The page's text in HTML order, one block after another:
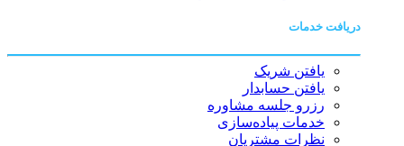
دریافت خدمات
یافتن شریک
یافتن حسابدار
رزرو جلسه مشاوره
خدمات پیاده‌سازی
نظرات مشتریان